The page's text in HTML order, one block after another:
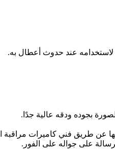
لاستخدامه عند حدوث أعطال به.
بجوده ودقه عالية جدًا.
عن طريق فني كاميرات مراقبة
على جواله على الفور.